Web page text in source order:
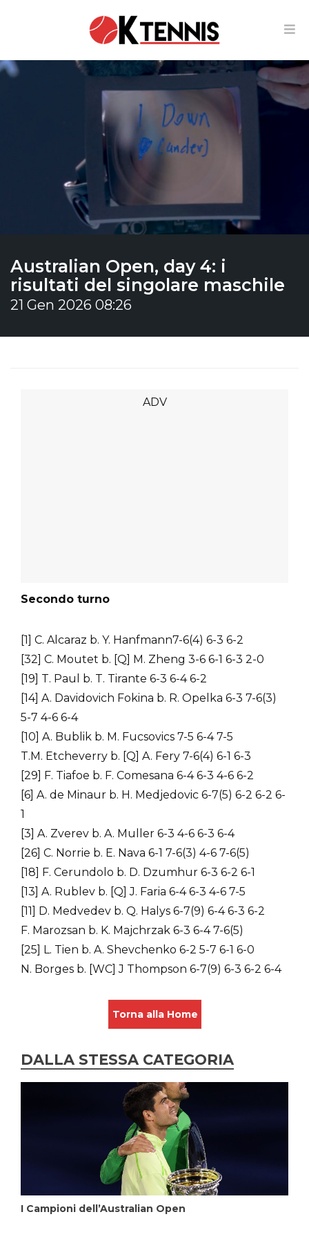
Australian Open, day 4: i
risultati del singolare maschile
21 Gen 2026 08:26
Secondo turno
[1] C. Alcaraz b. Y. Hanfmann7-6(4) 6-3 6-2
[32] C. Moutet b. [Q] M. Zheng 3-6 6-1 6-3 2-0
[19] T. Paul b. T. Tirante 6-3 6-4 6-2
[14] A. Davidovich Fokina b. R. Opelka 6-3 7-6(3)
5-7 4-6 6-4
[10] A. Bublik b. M. Fucsovics 7-5 6-4 7-5
T.M. Etcheverry b. [Q] A. Fery 7-6(4) 6-1 6-3
[29] F. Tiafoe b. F. Comesana 6-4 6-3 4-6 6-2
[6] A. de Minaur b. H. Medjedovic 6-7(5) 6-2 6-2 6-
1
[3] A. Zverev b. A. Muller 6-3 4-6 6-3 6-4
[26] C. Norrie b. E. Nava 6-1 7-6(3) 4-6 7-6(5)
[18] F. Cerundolo b. D. Dzumhur 6-3 6-2 6-1
[13] A. Rublev b. [Q] J. Faria 6-4 6-3 4-6 7-5
[11] D. Medvedev b. Q. Halys 6-7(9) 6-4 6-3 6-2
F. Marozsan b. K. Majchrzak 6-3 6-4 7-6(5)
[25] L. Tien b. A. Shevchenko 6-2 5-7 6-1 6-0
N. Borges b. [WC] J Thompson 6-7(9) 6-3 6-2 6-4
Torna alla Home
DALLA STESSA CATEGORIA
I Campioni dell’Australian Open